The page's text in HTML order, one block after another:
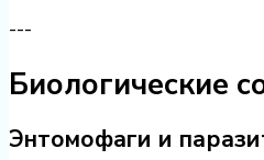
---
Биологические
Энтомофаги и